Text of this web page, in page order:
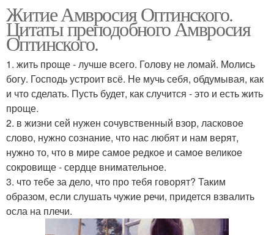
Житие Амвросия Оптинского.
Цитаты преподобного Амвросия
Оптинского.
1. жить проще - лучше всего. Голову не ломай. Молись
богу. Господь устроит всё. Не мучь себя, обдумывая, как
и что сделать. Пусть будет, как случится - это и есть жить
проще.
2. в жизни сей нужен сочувственный взор, ласковое
слово, нужно сознание, что нас любят и нам верят,
нужно то, что в мире самое редкое и самое великое
сокровище - сердце внимательное.
3. что тебе за дело, что про тебя говорят? Таким
образом, если слушать чужие речи, придется взвалить
осла на плечи.